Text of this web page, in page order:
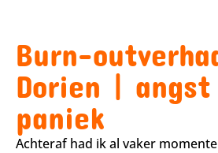
Burn-
Dorien |
paniek
Achteraf had ik al vaker